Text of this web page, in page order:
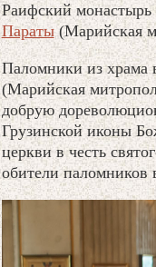
Раифский монастырь
Параты(Марийская
Паломники из храма
(Марийская
добрую
Грузинской иконы
церкви в честь
обители паломников